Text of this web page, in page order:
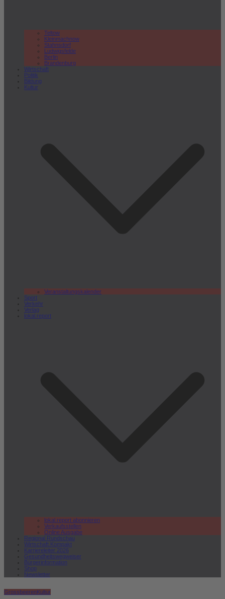
Teltow
Kleinmachnow
Stahnsdorf
Ludwigsfelde
Berlin
Brandenburg
Wirtschaft
Politik
Bildung
Kultur
Veranstaltungskalender
Sport
Verkehr
Verlag
lokal.report
lokal.report abonnieren
Verkaufsstellen
Online Ausgabe
Regional Rundschau
Wirtschaft.Kompakt
Karriereleiter 2026
Gesundheitswegweiser
Bürgerinformation
Shop
Newsletter
GrossbeerenKultur